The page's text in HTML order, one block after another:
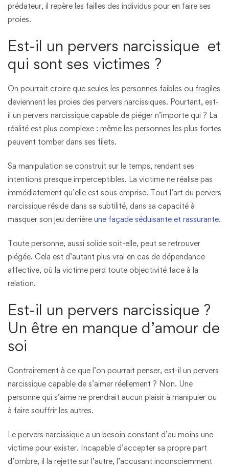
prédateur, il repère les failles des individus pour en faire ses
proies.
Est-il un pervers narcissique et
qui sont ses victimes ?
On pourrait croire que seules les personnes faibles ou fragiles
deviennent les proies des pervers narcissiques. Pourtant, est-
il un pervers narcissique capable de piéger n’importe qui ? La
réalité est plus complexe : même les personnes les plus fortes
peuvent tomber dans ses filets.
Sa manipulation se construit sur le temps, rendant ses
intentions presque imperceptibles. La victime ne réalise pas
immédiatement qu’elle est sous emprise. Tout l’art du pervers
narcissique réside dans sa subtilité, dans sa capacité à
masquer son jeu derrière une façade séduisante et rassurante.
Toute personne, aussi solide soit-elle, peut se retrouver
piégée. Cela est d’autant plus vrai en cas de dépendance
affective, où la victime perd toute objectivité face à la
relation.
Est-il un pervers narcissique ?
Un être en manque d’amour de
soi
Contrairement à ce que l’on pourrait penser, est-il un pervers
narcissique capable de s’aimer réellement ? Non. Une
personne qui s’aime ne prendrait aucun plaisir à manipuler ou
à faire souffrir les autres.
Le pervers narcissique a un besoin constant d’au moins une
victime pour exister. Incapable d’accepter sa propre part
d’ombre, il la rejette sur l’autre, l’accusant inconsciemment